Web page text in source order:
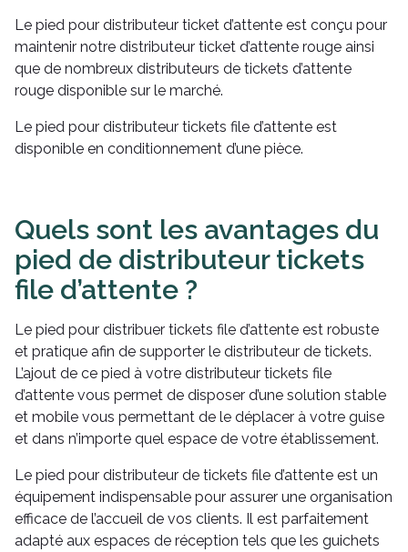
Le pied pour distributeur ticket d’attente est conçu pour
maintenir notre distributeur ticket d’attente rouge ainsi
que de nombreux distributeurs de tickets d’attente
rouge disponible sur le marché.
Le pied pour distributeur tickets file d’attente est
disponible en conditionnement d’une pièce.
Quels sont les avantages du
pied de distributeur tickets
file d’attente ?
Le pied pour distribuer tickets file d’attente est robuste
et pratique afin de supporter le distributeur de tickets.
L’ajout de ce pied à votre distributeur tickets file
d’attente vous permet de disposer d’une solution stable
et mobile vous permettant de le déplacer à votre guise
et dans n’importe quel espace de votre établissement.
Le pied pour distributeur de tickets file d’attente est un
équipement indispensable pour assurer une organisation
efficace de l’accueil de vos clients. Il est parfaitement
adapté aux espaces de réception tels que les guichets